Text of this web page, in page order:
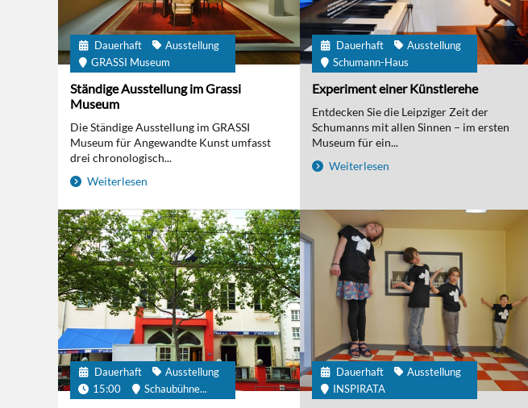
Dauerhaft
Ausstellung
GRASSI Museum
Ständige Ausstellung im Grassi
Museum
Die Ständige Ausstellung im GRASSI
Museum für Angewandte Kunst umfasst
drei chronologisch...
Weiterlesen
Dauerhaft
Ausstellung
Schumann-Haus
Experiment einer Künstlerehe
Entdecken Sie die Leipziger Zeit der
Schumanns mit allen Sinnen – im ersten
Museum für ein...
Weiterlesen
Dauerhaft
Ausstellung
15:00
Schaubühne...
Dauerhaft
Ausstellung
INSPIRATA